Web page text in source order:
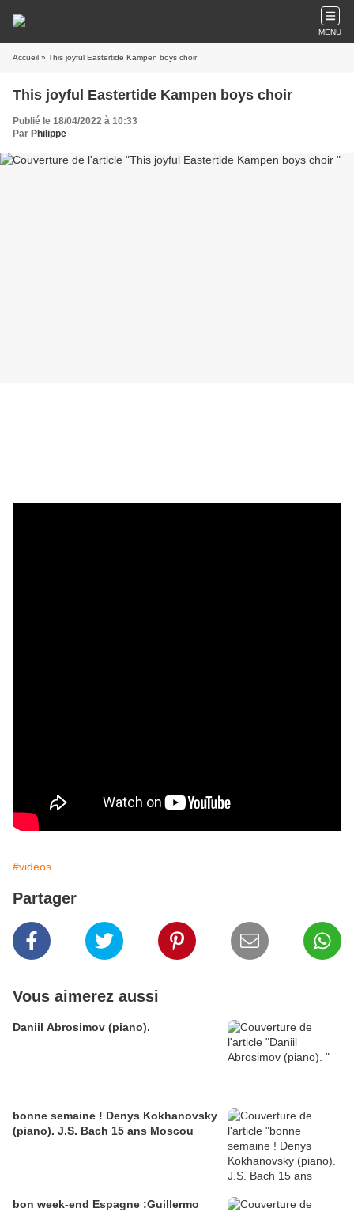
MENU
Accueil » This joyful Eastertide Kampen boys choir
This joyful Eastertide Kampen boys choir
Publié le 18/04/2022 à 10:33
Par Philippe
#videos
Partager
Vous aimerez aussi
Daniil Abrosimov (piano).
bonne semaine ! Denys Kokhanovsky
(piano). J.S. Bach 15 ans Moscou
bon week-end Espagne :Guillermo